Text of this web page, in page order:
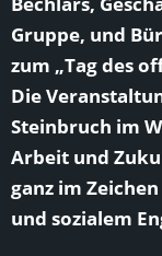
Gruppe, und
zum „Tag des
Die
Steinbruch im
Arbeit und
ganz im
und sozialem